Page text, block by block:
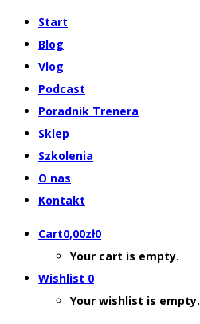
Start
Blog
Vlog
Podcast
Poradnik Trenera
Sklep
Szkolenia
O nas
Kontakt
Cart0,00zł0
Your cart is empty.
Wishlist 0
Your wishlist is empty.